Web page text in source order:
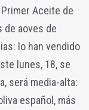
Aceite de
de aoves de
lo han vendido
lunes, 18, se
será media-alta:
español, más